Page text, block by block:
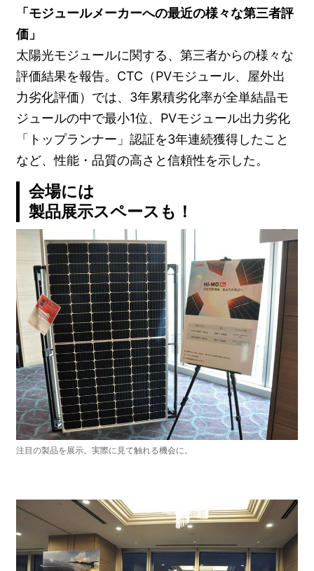
「モジュールメーカーへの最近の様々な第三者評
価」
太陽光モジュールに関する、第三者からの様々な
評価結果を報告。CTC（PVモジュール、屋外出
力劣化評価）では、3年累積劣化率が全単結晶モ
ジュールの中で最小1位、PVモジュール出力劣化
「トップランナー」認証を3年連続獲得したこと
など、性能・品質の高さと信頼性を示した。
会場には
製品展示スペースも！
注目の製品を展⽰。実際に⾒て触れる機会に。